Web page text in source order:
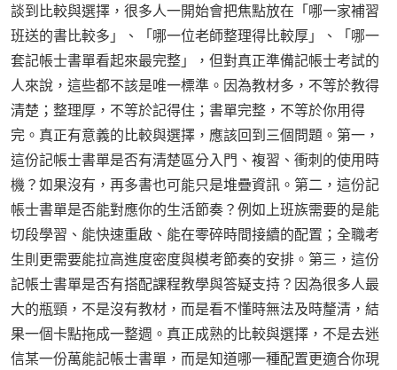
談到比較與選擇，很多人一開始會把焦點放在「哪一家補習
班送的書比較多」、「哪一位老師整理得比較厚」、「哪一
套記帳士書單看起來最完整」，但對真正準備記帳士考試的
人來說，這些都不該是唯一標準。因為教材多，不等於教得
清楚；整理厚，不等於記得住；書單完整，不等於你用得
完。真正有意義的比較與選擇，應該回到三個問題。第一，
這份記帳士書單是否有清楚區分入門、複習、衝刺的使用時
機？如果沒有，再多書也可能只是堆疊資訊。第二，這份記
帳士書單是否能對應你的生活節奏？例如上班族需要的是能
切段學習、能快速重啟、能在零碎時間接續的配置；全職考
生則更需要能拉高進度密度與模考節奏的安排。第三，這份
記帳士書單是否有搭配課程教學與答疑支持？因為很多人最
大的瓶頸，不是沒有教材，而是看不懂時無法及時釐清，結
果一個卡點拖成一整週。真正成熟的比較與選擇，不是去迷
信某一份萬能記帳士書單，而是知道哪一種配置更適合你現